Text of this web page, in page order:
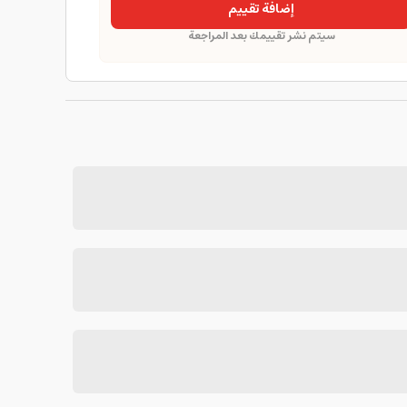
إضافة تقييم
سيتم نشر تقييمك بعد المراجعة